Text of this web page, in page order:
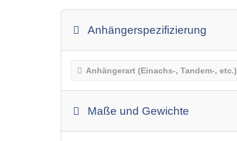
Anhängerspezifizierung
Anhängerart (Einachs-, Tandem-, etc.)
Maße und Gewichte